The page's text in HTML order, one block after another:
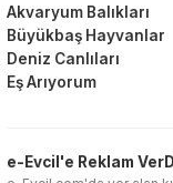
Akvaryum Balıkları
Büyükbaş Hayvanlar
Deniz Canlıları
Eş Arıyorum
e-Evcil'e Reklam Ver